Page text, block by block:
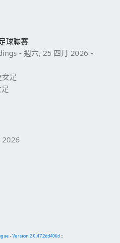
球聯賽
- 週六, 25 四月 2026 -
2026
-Version 2.0.47.2dd406d ::